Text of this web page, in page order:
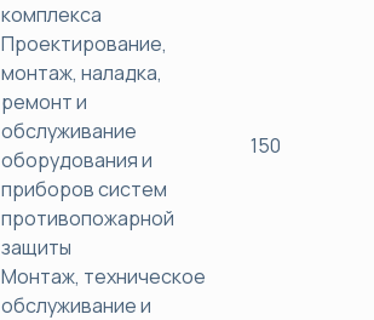
комплекса
Проектирование,
монтаж, наладка,
ремонт и
обслуживание
оборудования и
приборов систем
противопожарной
защиты
150
Монтаж, техническое
обслуживание и